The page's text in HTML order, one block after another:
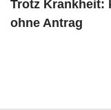
Trotz Krankheit:
ohne Antrag